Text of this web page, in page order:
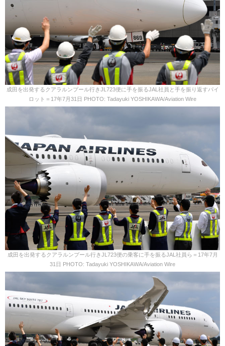
成田を出発するクアラルンプール行きJL723便に手を振るJAL社員と手を振り返すパイ
ロット＝17年7月31日 PHOTO: Tadayuki YOSHIKAWA/Aviation Wire
成田を出発するクアラルンプール行きJL723便の乗客に手を振るJAL社員ら＝17年7月
31日 PHOTO: Tadayuki YOSHIKAWA/Aviation Wire